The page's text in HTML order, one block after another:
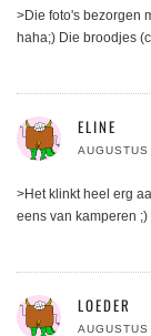
>Die foto's bezorgen
haha;) Die broodjes
ELINE
>Het klinkt heel erg
eens van kamperen ;)
LOEDER